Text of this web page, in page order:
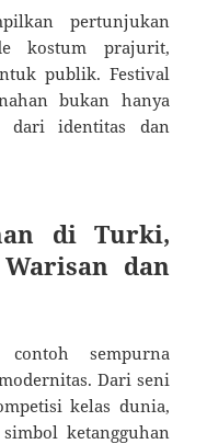
pertunjukan
kostum prajurit,
publik. Festival
bukan hanya
dari identitas dan
di Turki,
dan
sempurna
Dari seni
kelas dunia,
ketangguhan